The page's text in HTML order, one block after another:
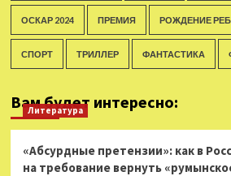
ОСКАР 2024 ПРЕМИЯ РОЖДЕНИЕ
СПОРТ ТРИЛЛЕР ФАНТАСТИКА
Вам будет интересно:
Литература
«Абсурдные претензии»: как в
на требование вернуть